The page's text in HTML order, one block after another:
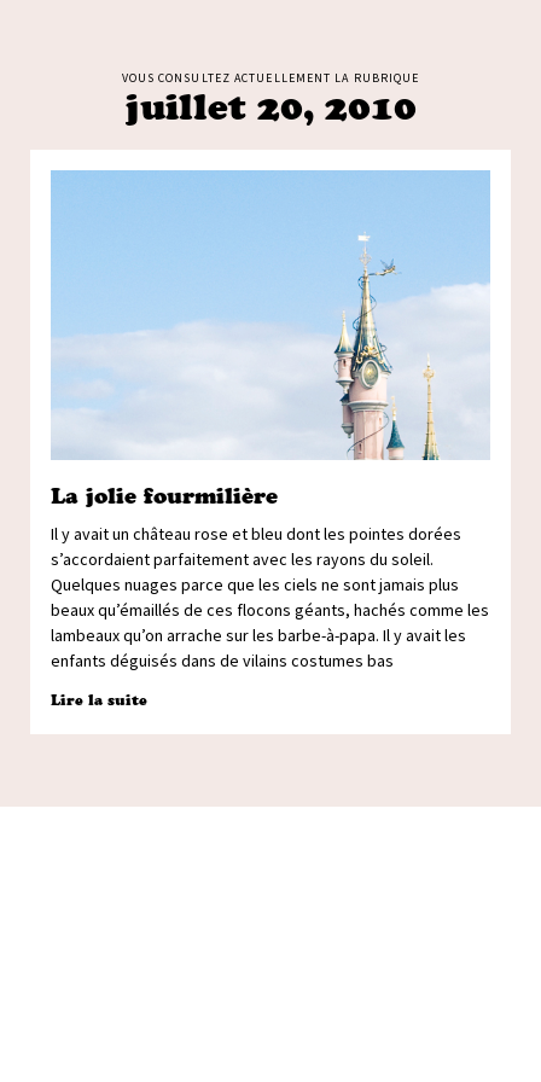
VOUS CONSULTEZ ACTUELLEMENT LA RUBRIQUE
juillet 20, 2010
La jolie fourmilière
Il y avait un château rose et bleu dont les pointes dorées
s’accordaient parfaitement avec les rayons du soleil.
Quelques nuages parce que les ciels ne sont jamais plus
beaux qu’émaillés de ces flocons géants, hachés comme les
lambeaux qu’on arrache sur les barbe-à-papa. Il y avait les
enfants déguisés dans de vilains costumes bas
Lire la suite